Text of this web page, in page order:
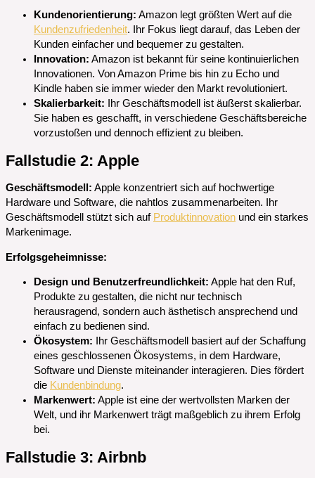
Kundenorientierung: Amazon legt größten Wert auf die
Kundenzufriedenheit. Ihr Fokus liegt darauf, das Leben der
Kunden einfacher und bequemer zu gestalten.
Innovation: Amazon ist bekannt für seine kontinuierlichen
Innovationen. Von Amazon Prime bis hin zu Echo und
Kindle haben sie immer wieder den Markt revolutioniert.
Skalierbarkeit: Ihr Geschäftsmodell ist äußerst skalierbar.
Sie haben es geschafft, in verschiedene Geschäftsbereiche
vorzustoßen und dennoch effizient zu bleiben.
Fallstudie 2: Apple
Geschäftsmodell: Apple konzentriert sich auf hochwertige
Hardware und Software, die nahtlos zusammenarbeiten. Ihr
Geschäftsmodell stützt sich auf Produktinnovation und ein starkes
Markenimage.
Erfolgsgeheimnisse:
Design und Benutzerfreundlichkeit: Apple hat den Ruf,
Produkte zu gestalten, die nicht nur technisch
herausragend, sondern auch ästhetisch ansprechend und
einfach zu bedienen sind.
Ökosystem: Ihr Geschäftsmodell basiert auf der Schaffung
eines geschlossenen Ökosystems, in dem Hardware,
Software und Dienste miteinander interagieren. Dies fördert
die Kundenbindung.
Markenwert: Apple ist eine der wertvollsten Marken der
Welt, und ihr Markenwert trägt maßgeblich zu ihrem Erfolg
bei.
Fallstudie 3: Airbnb